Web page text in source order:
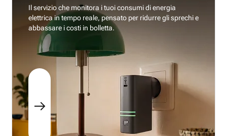
Il servizio che monitora i tuoi consumi di energia
elettrica in tempo reale, pensato per ridurre gli sprechi e
abbassare i costi in bolletta.